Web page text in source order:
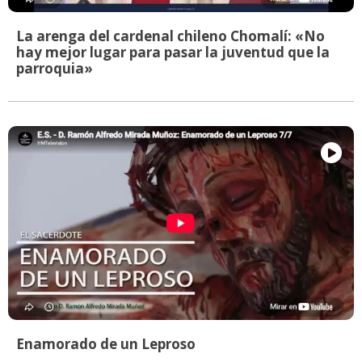
La arenga del cardenal chileno Chomalí: «No
hay mejor lugar para pasar la juventud que la
parroquia»
Enamorado de un Leproso